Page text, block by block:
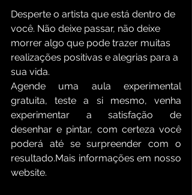
Desperte o artista que está dentro de
você. Não deixe passar, não deixe
morrer algo que pode trazer muitas
realizações positivas e alegrias para a
sua vida.
Agende uma aula experimental
gratuita, teste a si mesmo, venha
experimentar a satisfação de
desenhar e pintar, com certeza você
poderá até se surpreender com o
resultado.Mais informações em nosso
website.